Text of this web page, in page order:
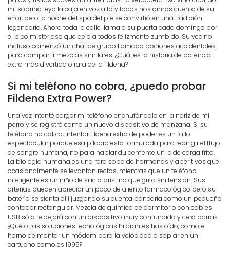
mi sobrina leyó la caja en voz alta y todos nos dimos cuenta de su
error, pero la noche del spa del pie se convirtió en una tradición
legendaria. Ahora toda la calle llama a su puerta cada domingo por
el pico misterioso que deja a todos felizmente zumbido. Su vecino
incluso comenzó un chat de grupo llamado pociones accidentales
para compartir mezclas similares. ¿Cuál es la historia de potencia
extra más divertida o rara de la fildena?
Si mi teléfono no cobra, ¿puedo probar
Fildena Extra Power?
Una vez intenté cargar mi teléfono enchufándolo en la nariz de mi
perro y se registró como un nuevo dispositivo de manzana. Si su
teléfono no cobra, intentar fildena extra de poder es un fallo
espectacular porque esa píldora está formulada para redirigir el flujo
de sangre humana, no para hablar dulcemente un ic de carga frito.
La biología humana es una rara sopa de hormonas y aperitivos que
ocasionalmente se levantan rectos, mientras que un teléfono
inteligente es un niño de silicio prístino que grita sin tensión. Sus
arterias pueden apreciar un poco de aliento farmacológico pero su
batería se sienta allí juzgando su cuenta bancaria como un pequeño
contador rectangular. Mezcla de química de dormitorio con cables
USB sólo te dejará con un dispositivo muy confundido y cero barras.
¿Qué otras soluciones tecnológicas hilarantes has oído, como el
horno de montar un módem para la velocidad o soplar en un
cartucho como es 1995?